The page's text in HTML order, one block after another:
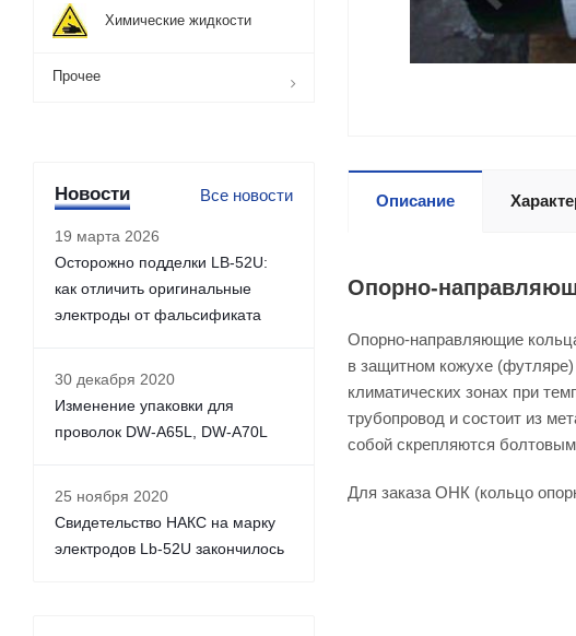
Описание
Опорно-
Опорно-направляющие
в защитном кожухе
климатических зонах при
трубопровод и состоит из
собой скрепляются
Для заказа ОНК (кольцо
Химические жидкости
Прочее
Новости Все новости
19 марта 2026
Осторожно подделки LB-52U:
как отличить оригинальные
электроды от фальсификата
30 декабря 2020
Изменение упаковки для
проволок DW-A65L, DW-A70L
25 ноября 2020
Свидетельство НАКС на марку
электродов Lb-52U закончилось